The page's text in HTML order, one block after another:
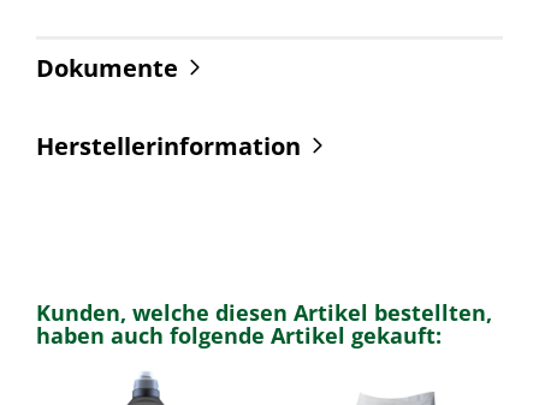
Dokumente
Herstellerinformation
Kunden, welche diesen Artikel bestellten,
haben auch folgende Artikel gekauft: